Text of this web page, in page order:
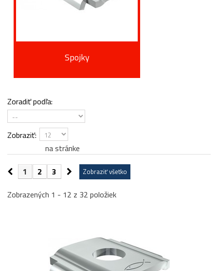
Spojky
Zoradiť podľa:
Zobraziť:
na stránke
Zobraziť všetko
1 2
3
Zobrazených 1 - 12 z 32 položiek